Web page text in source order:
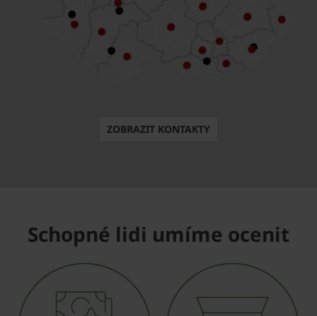
ZOBRAZIT KONTAKTY
Schopné lidi umíme ocenit